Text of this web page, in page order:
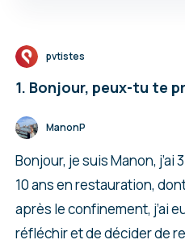
pvtistes
1. Bonjour, peux-tu te
ManonP
Bonjour, je suis Manon, j’ai
10 ans en restauration,
après le confinement, j’ai
réfléchir et de décider de